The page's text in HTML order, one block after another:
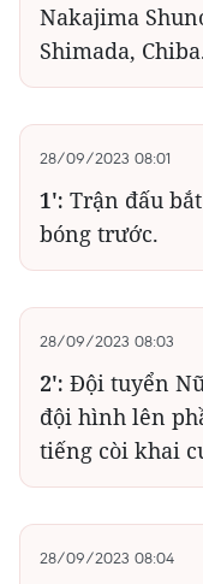
Nakajima
Shimada,
28/09/2023 08:01
1': Trận đấu
bóng trước.
28/09/2023 08:03
2': Đội tuyển
đội hình lên
tiếng còi khai
28/09/2023 08:04